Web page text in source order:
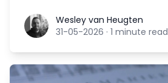
Wesley van Heugten
Wesley van Heugten
31-05-2026 · 1 minute read